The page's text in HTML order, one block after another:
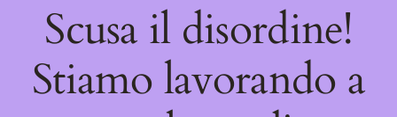
Scusa il disordine!
Stiamo lavorando a